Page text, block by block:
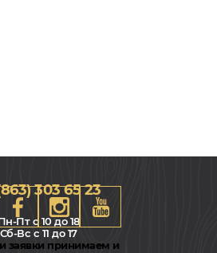
303 65 23
Пт с 10 до 18
Сб-Вс с 11 до 17
заявки принимаем и